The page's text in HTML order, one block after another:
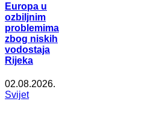
Europa u
ozbiljnim
problemima
zbog niskih
vodostaja
Rijeka
02.08.2026.
Svijet